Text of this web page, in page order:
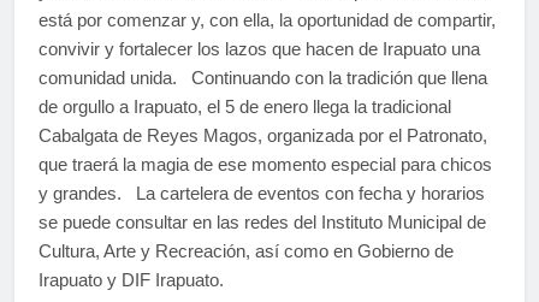
está por comenzar y, con ella, la oportunidad de compartir,
convivir y fortalecer los lazos que hacen de Irapuato una
comunidad unida. Continuando con la tradición que llena
de orgullo a Irapuato, el 5 de enero llega la tradicional
Cabalgata de Reyes Magos, organizada por el Patronato,
que traerá la magia de ese momento especial para chicos
y grandes. La cartelera de eventos con fecha y horarios
se puede consultar en las redes del Instituto Municipal de
Cultura, Arte y Recreación, así como en Gobierno de
Irapuato y DIF Irapuato.